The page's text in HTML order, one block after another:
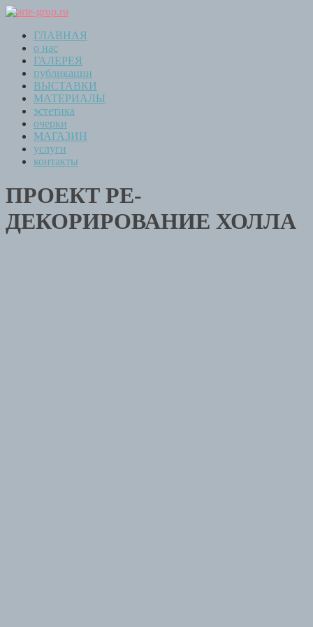
ГЛАВНАЯ
о нас
ГАЛЕРЕЯ
публикации
ВЫСТАВКИ
МАТЕРИАЛЫ
эстетика
очерки
МАГАЗИН
услуги
контакты
ПРОЕКТ РЕ-
ДЕКОРИРОВАНИE ХОЛЛА